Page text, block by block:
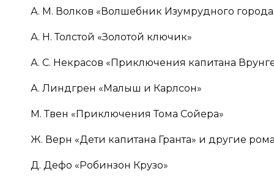
А. М. Волков «Волшебник Изумрудного
А. Н. Толстой «Золотой ключик»
А. С. Некрасов «Приключения капитана
А. Линдгрен «Малыш и Карлсон»
М. Твен «Приключения Тома Сойера»
Ж. Верн «Дети капитана Гранта» и другие
Д. Дефо «Робинзон Крузо»